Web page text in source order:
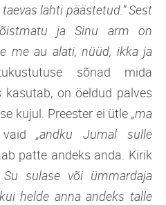
lahti päästetud.” Sest
ja Sinu arm on
me au alati, nüüd, ikka ja
sõnad mida
kasutab, on öeldud palves
kujul. Preester ei ütle „ma
„andku Jumal sulle
patte andeks anda. Kirik
sulase või ümmardaja
helde anna andeks talle